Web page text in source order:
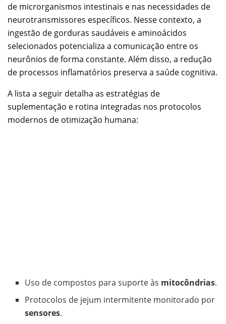
de microrganismos intestinais e nas necessidades de
neurotransmissores específicos. Nesse contexto, a
ingestão de gorduras saudáveis e aminoácidos
selecionados potencializa a comunicação entre os
neurônios de forma constante. Além disso, a redução
de processos inflamatórios preserva a saúde cognitiva.
A lista a seguir detalha as estratégias de
suplementação e rotina integradas nos protocolos
modernos de otimização humana:
Uso de compostos para suporte às mitocôndrias.
Protocolos de jejum intermitente monitorado por
sensores.